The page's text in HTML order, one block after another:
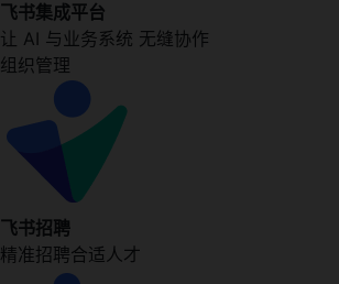
飞书集成平台
让 AI 与业务系统 无缝协作
组织管理
飞书招聘
精准招聘合适人才